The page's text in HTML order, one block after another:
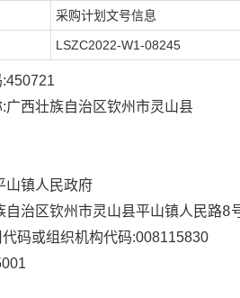
采购计划文号信息
LSZC2022-W1-08245
450721
广西壮族自治区钦州市灵山县
山镇人民政府
自治区钦州市灵山县平山镇人民路8
码或组织机构代码:008115830